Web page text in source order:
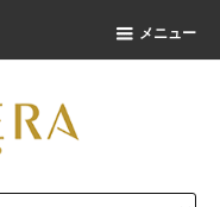
メニュー